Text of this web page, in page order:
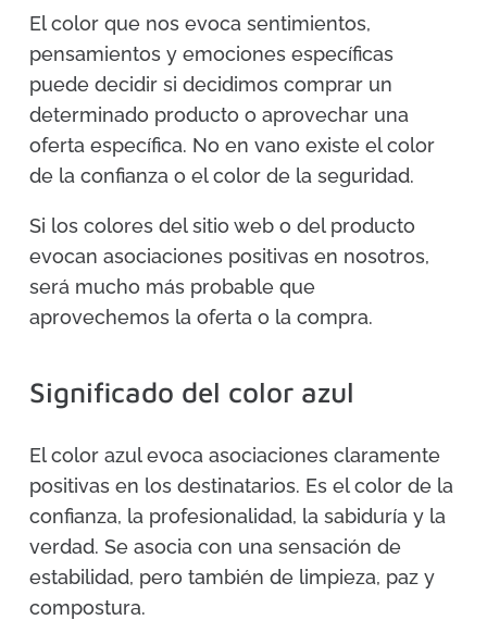
El color que nos evoca sentimientos,
pensamientos y emociones específicas
puede decidir si decidimos comprar un
determinado producto o aprovechar una
oferta específica. No en vano existe el color
de la confianza o el color de la seguridad.
Si los colores del sitio web o del producto
evocan asociaciones positivas en nosotros,
será mucho más probable que
aprovechemos la oferta o la compra.
Significado del color azul
El color azul evoca asociaciones claramente
positivas en los destinatarios. Es el color de la
confianza, la profesionalidad, la sabiduría y la
verdad. Se asocia con una sensación de
estabilidad, pero también de limpieza, paz y
compostura.